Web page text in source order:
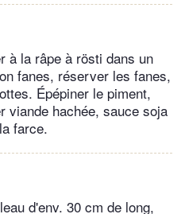
à la râpe à rösti dans un
fanes, réserver les fanes,
Épépiner le piment,
viande hachée, sauce soja
farce.
d'env. 30 cm de long,